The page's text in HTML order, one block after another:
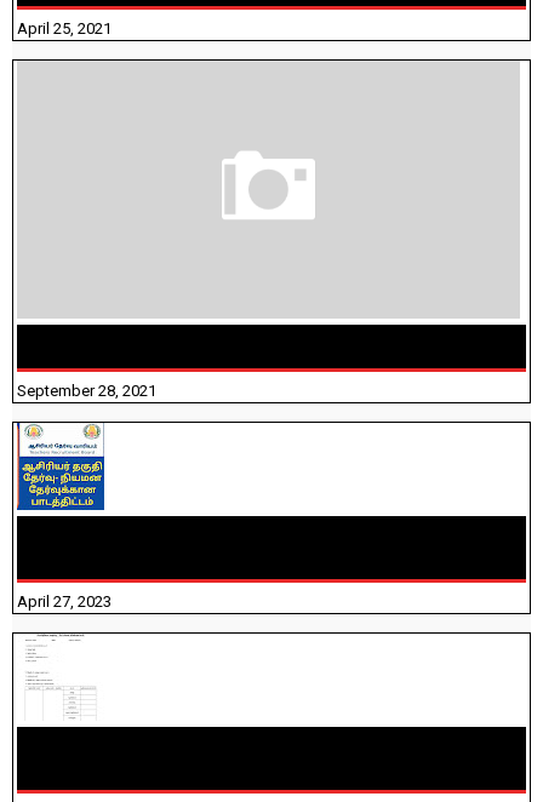
April 25, 2021
September 28, 2021
April 27, 2023